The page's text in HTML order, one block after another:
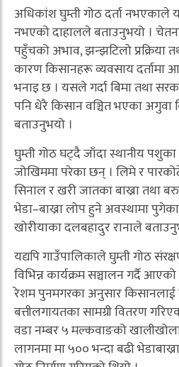
अधिकांश घुम्ती गोठ दर्ता नभएकाले
नभएको दाहालले बताउनुभयो ।
पहुँचको अभाव, झन्झटिलो प्रक्रिया
कारण किसानहरू व्यवसाय दर्तामा
भनाइ छ । यसले गर्दा बिमा तथा
पनि धेरै किसान वञ्चित भएका
बताउनुभयो ।
घुम्ती गोठ घट्दै जाँदा स्थानीय
जोखिममा परेका छन् । लिमे र
सिनाल र खरी जातका बाख्रा तथा
भेडा–बाख्रा लोप हुने अवस्थामा
खोरीयाका दलबहादुर रानाले
यद्यपि गाउँपालिकाले घुम्ती गोठ
विभिन्न कार्यक्रम सञ्चालन गर्दै
रेशम पुनमगरका अनुसार किसानलाई
बत्तीलगायतका सामग्री वितरण
वडा नम्बर ५ मल्कवाङको
लागनमा मा ५०० भन्दा बढी